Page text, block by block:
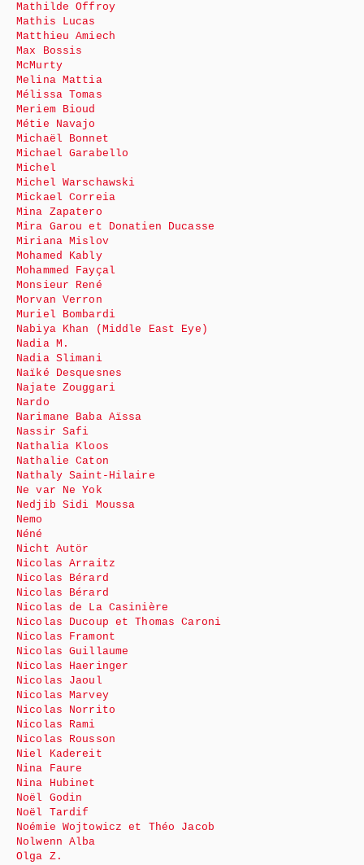
Mathilde Offroy
Mathis Lucas
Matthieu Amiech
Max Bossis
McMurty
Melina Mattia
Mélissa Tomas
Meriem Bioud
Métie Navajo
Michaël Bonnet
Michael Garabello
Michel
Michel Warschawski
Mickael Correia
Mina Zapatero
Mira Garou et Donatien Ducasse
Miriana Mislov
Mohamed Kably
Mohammed Fayçal
Monsieur René
Morvan Verron
Muriel Bombardi
Nabiya Khan (Middle East Eye)
Nadia M.
Nadia Slimani
Naïké Desquesnes
Najate Zouggari
Nardo
Narimane Baba Aïssa
Nassir Safi
Nathalia Kloos
Nathalie Caton
Nathaly Saint-Hilaire
Ne var Ne Yok
Nedjib Sidi Moussa
Nemo
Néné
Nicht Autör
Nicolas Arraitz
Nicolas Bérard
Nicolas Bérard
Nicolas de La Casinière
Nicolas Ducoup et Thomas Caroni
Nicolas Framont
Nicolas Guillaume
Nicolas Haeringer
Nicolas Jaoul
Nicolas Marvey
Nicolas Norrito
Nicolas Rami
Nicolas Rousson
Niel Kadereit
Nina Faure
Nina Hubinet
Noël Godin
Noël Tardif
Noémie Wojtowicz et Théo Jacob
Nolwenn Alba
Olga Z.